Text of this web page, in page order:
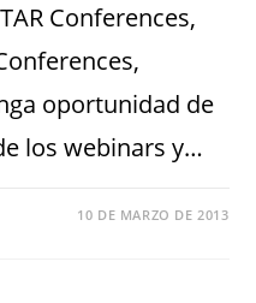
Conferences,
oportunidad de
los webinars y…
10 DE MARZO DE 2013